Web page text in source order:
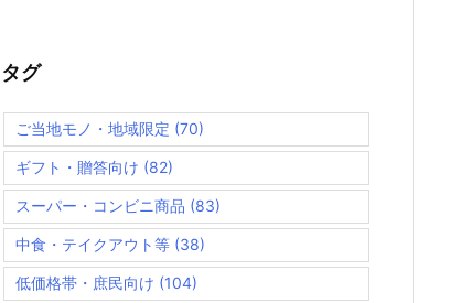
タグ
ご当地モノ・地域限定 (70)
ギフト・贈答向け (82)
スーパー・コンビニ商品 (83)
中食・テイクアウト等 (38)
低価格帯・庶民向け (104)